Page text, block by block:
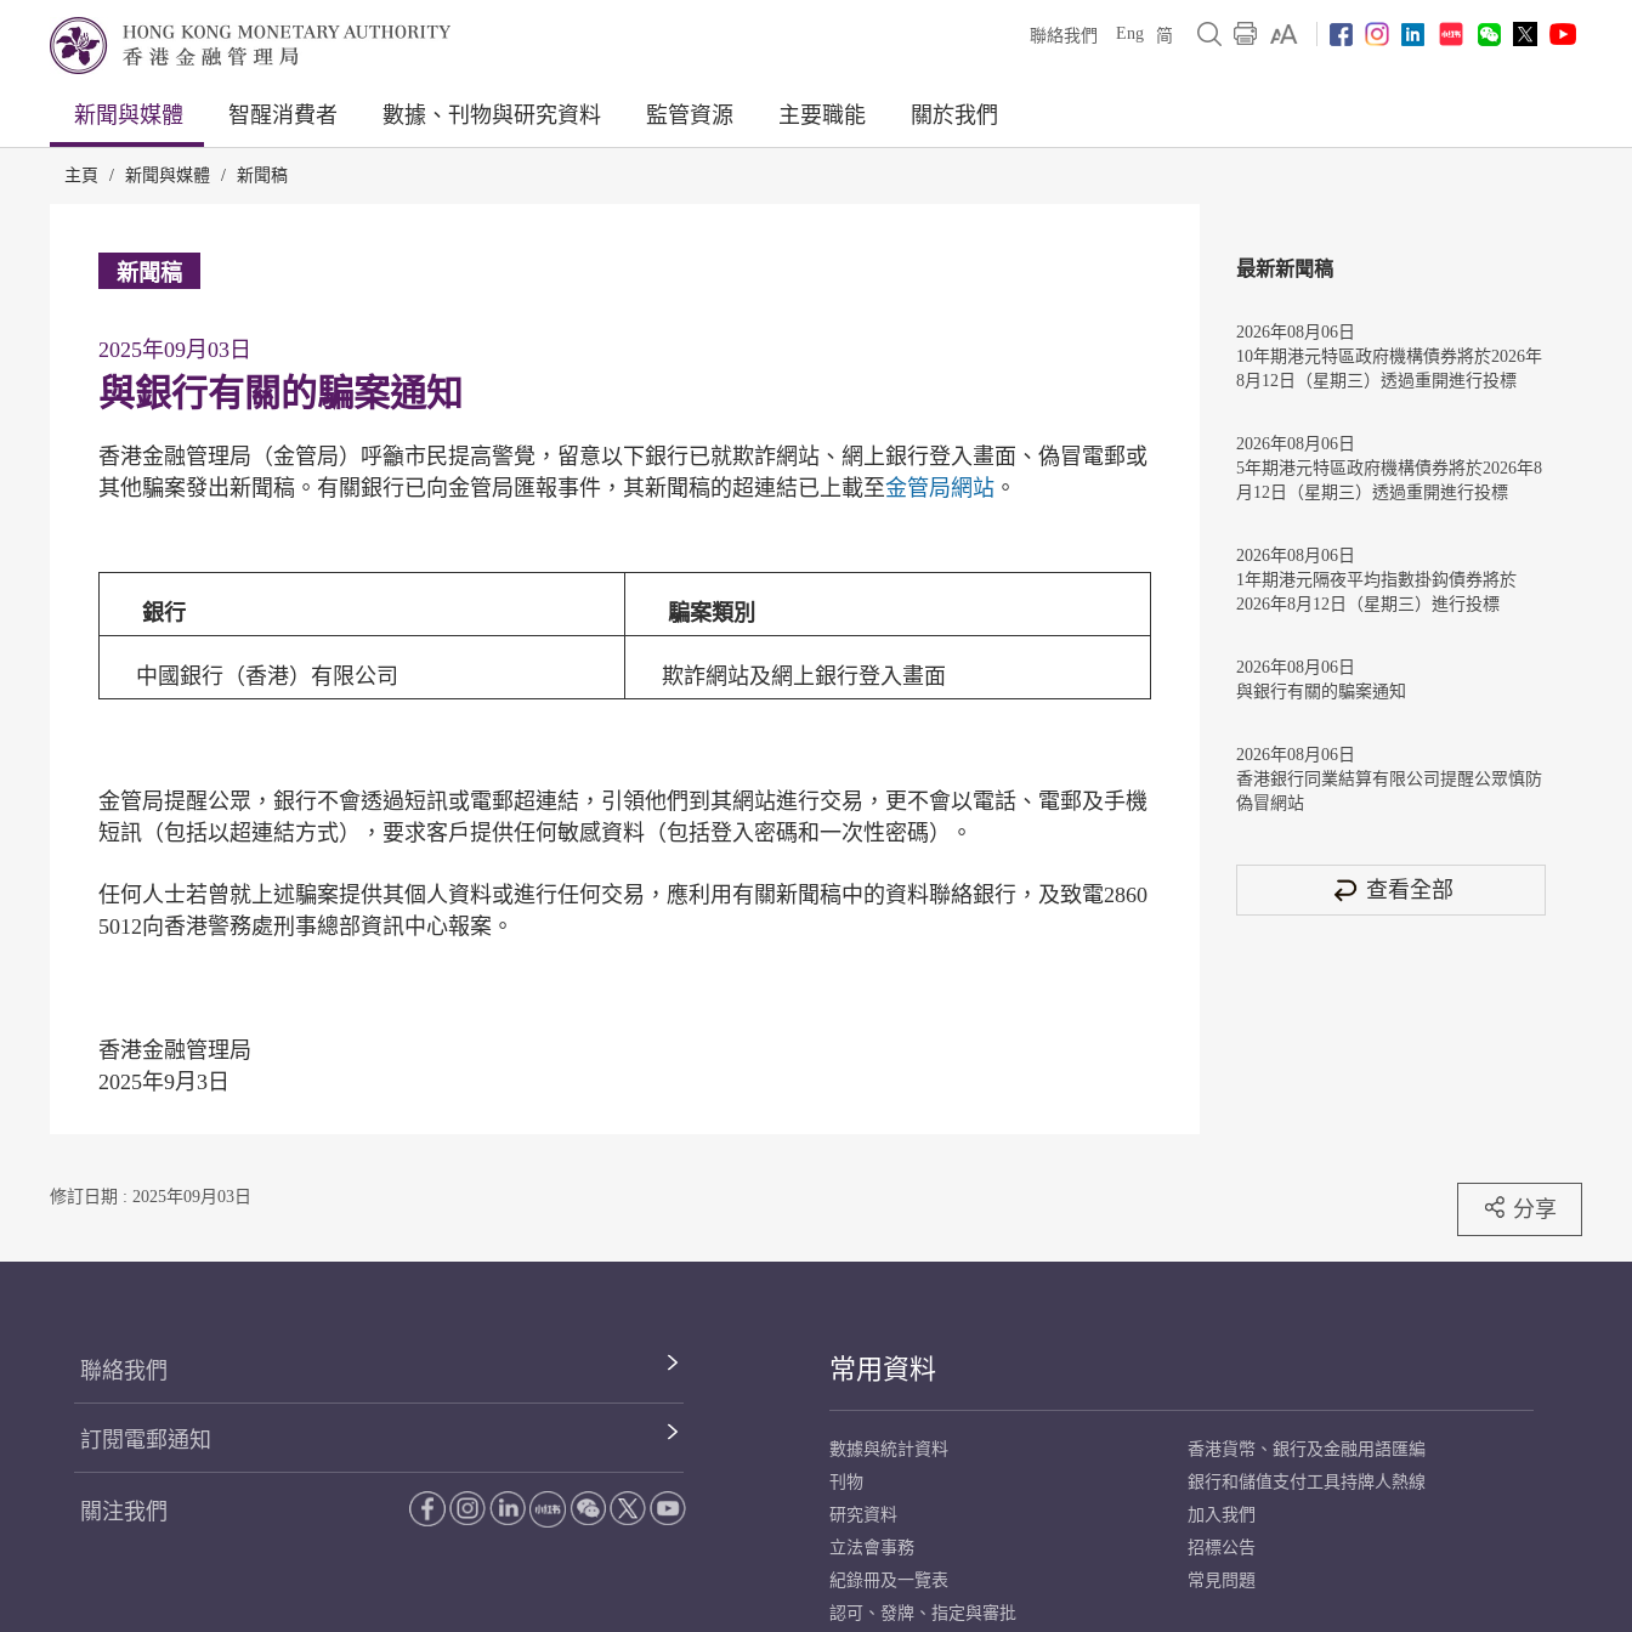
聯絡我們 Eng 简
新聞與媒體 智醒消費者 數據、刊物與研究資料 監管資源 主要職能 關於我們
主頁 / 新聞與媒體 / 新聞稿
新聞稿
2025年09月03日
與銀行有關的騙案通知
香港金融管理局（金管局）呼籲市民提高警覺，留意以下銀行已就欺詐網站、網上銀行登入畫面、偽冒電郵或
其他騙案發出新聞稿。有關銀行已向金管局匯報事件，其新聞稿的超連結已上載至金管局網站 。
銀行 騙案類別
中國銀行（香港）有限公司 欺詐網站及網上銀行登入畫面
金管局提醒公眾，銀行不會透過短訊或電郵超連結，引領他們到其網站進行交易，更不會以電話、電郵及手機
短訊（包括以超連結方式），要求客戶提供任何敏感資料（包括登入密碼和一次性密碼）。
任何人士若曾就上述騙案提供其個人資料或進行任何交易，應利用有關新聞稿中的資料聯絡銀行，及致電2860
5012向香港警務處刑事總部資訊中心報案。
香港金融管理局
2025年9月3日
最新新聞稿
2026年08月06日
10年期港元特區政府機構債券將於2026年
8月12日（星期三）透過重開進行投標
2026年08月06日
5年期港元特區政府機構債券將於2026年8
月12日（星期三）透過重開進行投標
2026年08月06日
1年期港元隔夜平均指數掛鈎債券將於
2026年8月12日（星期三）進行投標
2026年08月06日
與銀行有關的騙案通知
2026年08月06日
香港銀行同業結算有限公司提醒公眾慎防
偽冒網站
查看全部
修訂日期 : 2025年09月03日 分享
聯絡我們
訂閱電郵通知
關注我們
常用資料
數據與統計資料
刊物
研究資料
立法會事務
紀錄冊及一覽表
認可、發牌、指定與審批
香港貨幣、銀行及金融用語匯編
銀行和儲值支付工具持牌人熱線
加入我們
招標公告
常見問題